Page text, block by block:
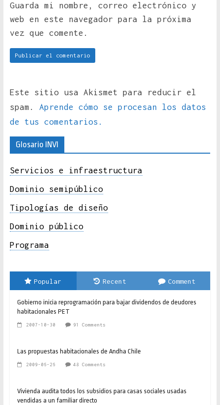
Guarda mi nombre, correo electrónico y
web en este navegador para la próxima
vez que comente.
Este sitio usa Akismet para reducir el
spam. Aprende cómo se procesan los datos
de tus comentarios.
Glosario INVI
Servicios e infraestructura
Dominio semipúblico
Tipologías de diseño
Dominio público
Programa
Popular Recent Comment
Gobierno inicia reprogramación para bajar dividendos de deudores
habitacionales PET
2007-10-30 91 Comments
Las propuestas habitacionales de Andha Chile
2009-06-26 48 Comments
Vivienda audita todos los subsidios para casas sociales usadas
vendidas a un familiar directo